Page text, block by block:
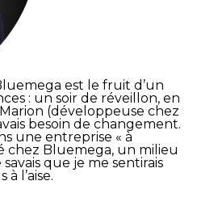
est le fruit d’un
: un soir de réveillon, en
(développeuse chez
besoin de changement.
une entreprise « à
chez Bluemega, un milieu
que je me sentirais
à l’aise.